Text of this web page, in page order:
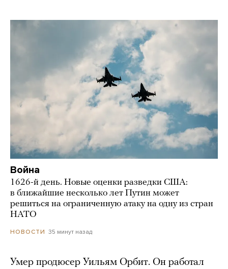
Война
1626-й день. Новые оценки разведки США:
в ближайшие несколько лет Путин может
решиться на ограниченную атаку на одну из стран
НАТО
НОВОСТИ 35 минут назад
Умер продюсер Уильям Орбит. Он работал